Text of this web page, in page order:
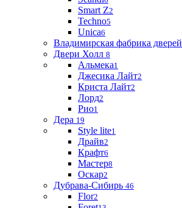
Smart Z2
Techno5
Unica6
Владимирская фабрика дверей
Двери Холл 8
Альмека1
Джесика Лайт2
Криста Лайт2
Лорд2
Рио1
Дера 19
Style lite1
Драйв2
Крафт6
Мастер8
Оскар2
Дубрава-Сибирь 46
Flor2